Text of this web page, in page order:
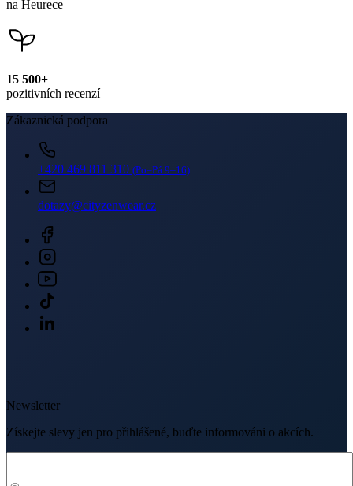
pozitivních recenzí
Zákaznická podpora
+420 469 811 310
dotazy@cityzenwear.cz
Získejte slevy jen pro přihlášené, buďte informováni o akcích.
Váš e-mail